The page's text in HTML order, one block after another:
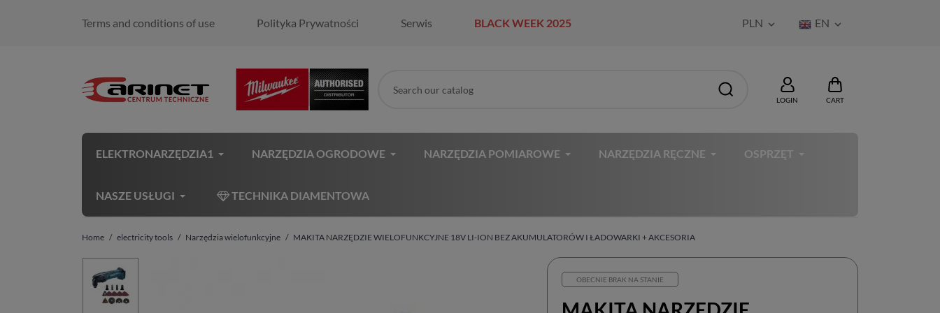
Terms and conditions of use Polityka Prywatności Serwis BLACK WEEK 2025 PLN  EN 
LOGIN CART
ELEKTRONARZĘDZIA1 NARZĘDZIA OGRODOWE NARZĘDZIA POMIAROWE NARZĘDZIA RĘCZNE OSPRZĘT
NASZE USŁUGI TECHNIKA DIAMENTOWA
Home electricity tools Narzędzia wielofunkcyjne MAKITA NARZĘDZIE WIELOFUNKCYJNE 18V LI-ION BEZ AKUMULATORÓW I ŁADOWARKI + AKCESORIA
OBECNIE BRAK NA STANIE